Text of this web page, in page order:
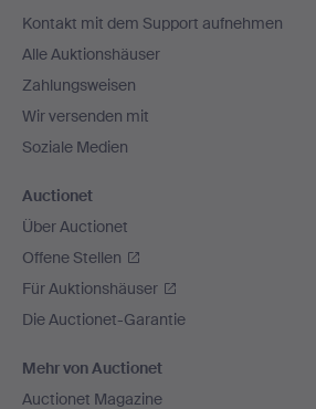
Kontakt mit dem Support aufnehmen
Alle Auktionshäuser
Zahlungsweisen
Wir versenden mit
Soziale Medien
Auctionet
Über Auctionet
Offene Stellen
Für Auktionshäuser
Die Auctionet-Garantie
Mehr von Auctionet
Auctionet Magazine